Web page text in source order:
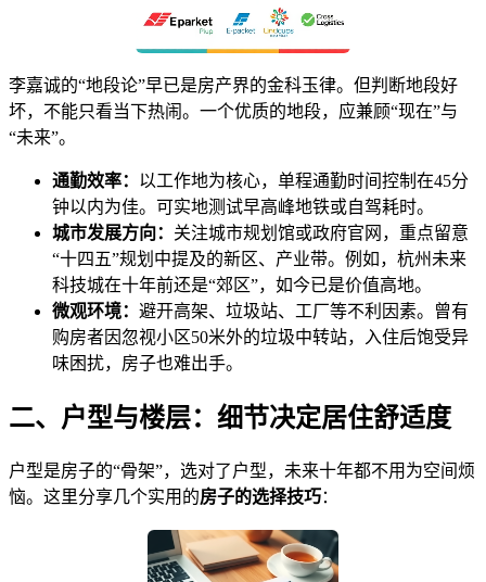
李嘉诚的“地段论”早已是房产界的金科玉律。但判断地段好
坏，不能只看当下热闹。一个优质的地段，应兼顾“现在”与
“未来”。
通勤效率： 以工作地为核心，单程通勤时间控制在45分
钟以内为佳。可实地测试早高峰地铁或自驾耗时。
城市发展方向： 关注城市规划馆或政府官网，重点留意
“十四五”规划中提及的新区、产业带。例如，杭州未来
科技城在十年前还是“郊区”，如今已是价值高地。
微观环境： 避开高架、垃圾站、工厂等不利因素。曾有
购房者因忽视小区50米外的垃圾中转站，入住后饱受异
味困扰，房子也难出手。
二、户型与楼层：细节决定居住舒适度
户型是房子的“骨架”，选对了户型，未来十年都不用为空间烦
恼。这里分享几个实用的房子的选择技巧：